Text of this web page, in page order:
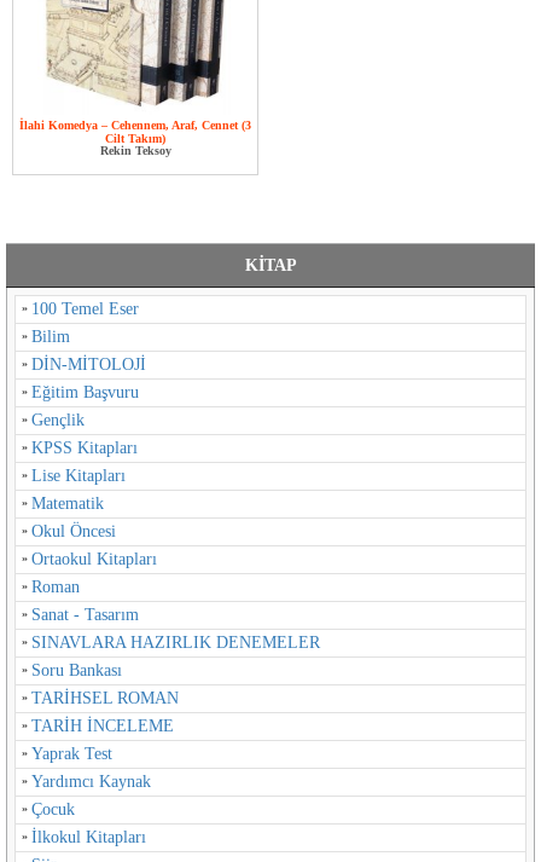
İlahi Komedya – Cehennem, Araf, Cennet (3
Cilt Takım)
Rekin Teksoy
KİTAP
100 Temel Eser
Bilim
DİN-MİTOLOJİ
Eğitim Başvuru
Gençlik
KPSS Kitapları
Lise Kitapları
Matematik
Okul Öncesi
Ortaokul Kitapları
Roman
Sanat - Tasarım
SINAVLARA HAZIRLIK DENEMELER
Soru Bankası
TARİHSEL ROMAN
TARİH İNCELEME
Yaprak Test
Yardımcı Kaynak
Çocuk
İlkokul Kitapları